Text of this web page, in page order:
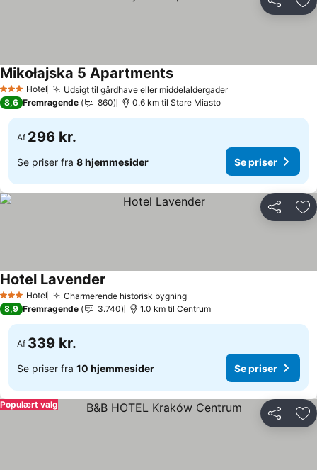
Del
3 StjernerHotel Udsigt til gårdhave eller middelaldergaderSe priser
Mikołajska 5 ApartmentsSe priser
8,6 Fremragende 860 0.6 km til Stare Miasto
Af 296 kr.
Se priser fra 8 hjemmesider Se priser
Del
3 StjernerHotel Charmerende historisk bygningSe priser
Hotel Lavender
8,9 Fremragende 3.740 1.0 km til Centrum
Af 339 kr.
Se priser fra 10 hjemmesider Se priser
Del
Populært valg